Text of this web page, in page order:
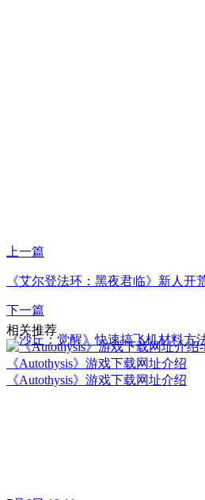
上一篇
《艾尔登法环：黑夜君临》新人开
下一篇
《沙丘：觉醒》快速搞飞机材料方
相关推荐
《Autothysis》游戏下载网址介绍
《Autothysis》游戏下载网址介绍